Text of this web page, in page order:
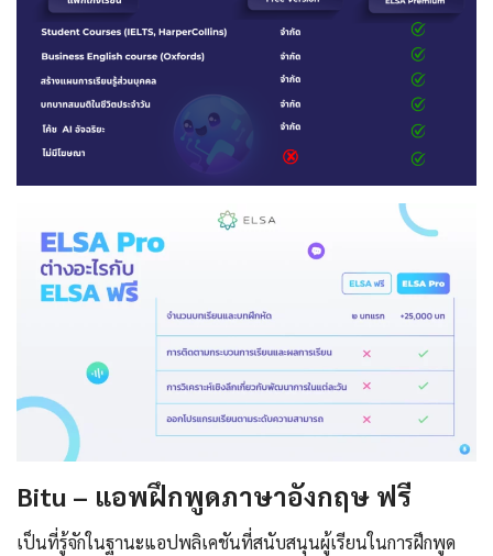
Bitu – แอพฝึกพูดภาษาอังกฤษ ฟรี
เป็นที่รู้จักในฐานะแอปพลิเคชันที่สนับสนุนผู้เรียนในการฝึกพูด